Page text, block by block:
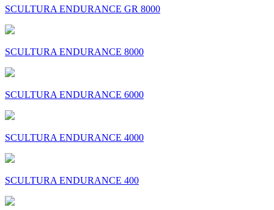
SCULTURA ENDURANCE GR 8000
SCULTURA ENDURANCE 8000
SCULTURA ENDURANCE 6000
SCULTURA ENDURANCE 4000
SCULTURA ENDURANCE 400